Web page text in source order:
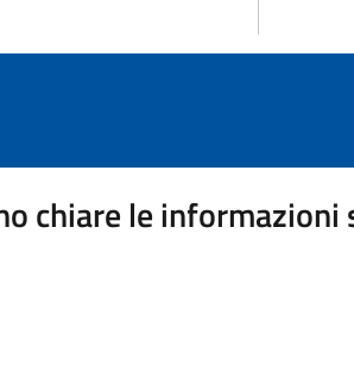
chiare le informazioni